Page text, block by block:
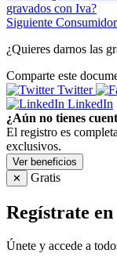
gravados con Iva?
Siguiente
¿Quieres darnos las
Comparte este
Twitter
LinkedIn
¿Aún no tienes
El registro es
exclusivos.
Ver beneficios
✕
Gratis
Regístrate
Únete y accede a